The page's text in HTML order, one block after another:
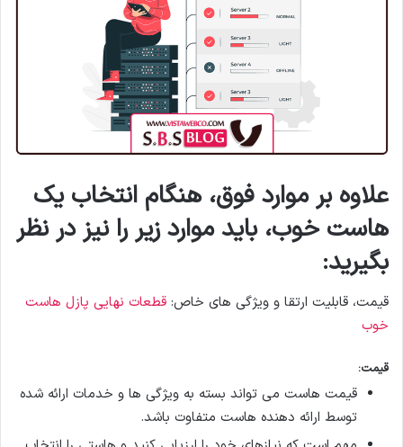
علاوه بر موارد فوق، هنگام انتخاب یک
هاست خوب، باید موارد زیر را نیز در نظر
بگیرید:
قیمت، قابلیت ارتقا و ویژگی های خاص: قطعات نهایی پازل هاست
خوب
قیمت:
قیمت هاست می تواند بسته به ویژگی ها و خدمات ارائه شده
توسط ارائه دهنده هاست متفاوت باشد.